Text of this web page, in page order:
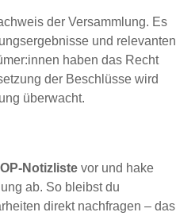
der Versammlung. Es
und relevanten
haben das Recht
der Beschlüsse wird
überwacht.
Notizliste vor und hake
ab. So bleibst du
direkt nachfragen – das